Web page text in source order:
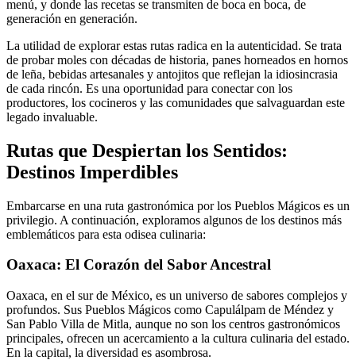
menú, y donde las recetas se transmiten de boca en boca, de
generación en generación.
La utilidad de explorar estas rutas radica en la autenticidad. Se trata
de probar moles con décadas de historia, panes horneados en hornos
de leña, bebidas artesanales y antojitos que reflejan la idiosincrasia
de cada rincón. Es una oportunidad para conectar con los
productores, los cocineros y las comunidades que salvaguardan este
legado invaluable.
Rutas que Despiertan los Sentidos:
Destinos Imperdibles
Embarcarse en una ruta gastronómica por los Pueblos Mágicos es un
privilegio. A continuación, exploramos algunos de los destinos más
emblemáticos para esta odisea culinaria:
Oaxaca: El Corazón del Sabor Ancestral
Oaxaca, en el sur de México, es un universo de sabores complejos y
profundos. Sus Pueblos Mágicos como Capulálpam de Méndez y
San Pablo Villa de Mitla, aunque no son los centros gastronómicos
principales, ofrecen un acercamiento a la cultura culinaria del estado.
En la capital, la diversidad es asombrosa.